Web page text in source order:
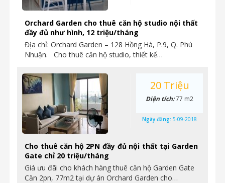
Orchard Garden cho thuê căn hộ studio nội thất
đầy đủ như hình, 12 triệu/tháng
Địa chỉ: Orchard Garden – 128 Hồng Hà, P.9, Q. Phú
Nhuận. Cho thuê căn hộ studio, thiết kế…
Cho thuê căn hộ 2PN đầy đủ nội thất tại Garden
Gate chỉ 20 triệu/tháng
Giá ưu đãi cho khách hàng thuê căn hộ Garden Gate
Căn 2pn, 77m2 tại dự án Orchard Garden cho…
20 Triệu
Diện tích:77 m2
Ngày đăng: 5-09-2018